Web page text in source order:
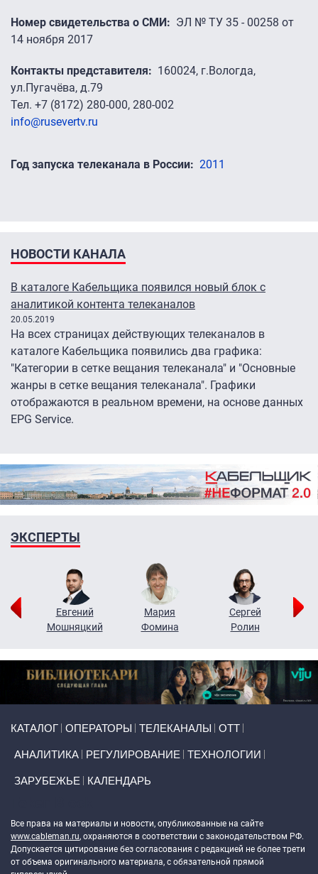
Номер свидетельства о СМИ
ЭЛ № ТУ 35 - 00258 от
14 ноября 2017
Контакты представителя
160024, г.Вологда,
ул.Пугачёва, д.79
Тел. +7 (8172) 280-000, 280-002
info@rusevertv.ru
Год запуска телеканала в России 2011
НОВОСТИ КАНАЛА
В каталоге Кабельщика появился новый блок с
аналитикой контента телеканалов
20.05.2019
На всех страницах действующих телеканалов в
каталоге Кабельщика появились два графика:
"Категории в сетке вещания телеканала" и "Основные
жанры в сетке вещания телеканала". Графики
отображаются в реальном времени, на основе данных
EPG Service.
ЭКСПЕРТЫ
Евгений
Мошняцкий
Мария
Фомина
Сергей
Ролин
КАТАЛОГ ОПЕРАТОРЫ ТЕЛЕКАНАЛЫ ОТТ
АНАЛИТИКА РЕГУЛИРОВАНИЕ ТЕХНОЛОГИИ
ЗАРУБЕЖЬЕ КАЛЕНДАРЬ
Все права на материалы и новости, опубликованные на сайте
www.cableman.ru, охраняются в соответствии с законодательством РФ.
Допускается цитирование без согласования с редакцией не более трети
от объема оригинального материала, с обязательной прямой